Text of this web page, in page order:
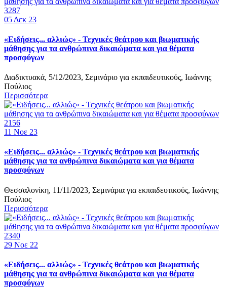
3287
05 Δεκ 23
«Ειδήσεις... αλλιώς» - Τεχνικές θεάτρου και βιωματικής
μάθησης για τα ανθρώπινα δικαιώματα και για θέματα
προσφύγων
Διαδικτυακά, 5/12/2023, Σεμινάριo για εκπαιδευτικούς, Ιωάννης
Πούλιος
Περισσότερα
2156
11 Νοε 23
«Ειδήσεις... αλλιώς» - Τεχνικές θεάτρου και βιωματικής
μάθησης για τα ανθρώπινα δικαιώματα και για θέματα
προσφύγων
Θεσσαλονίκη, 11/11/2023, Σεμινάρια για εκπαιδευτικούς, Ιωάννης
Πούλιος
Περισσότερα
2340
29 Νοε 22
«Ειδήσεις... αλλιώς» - Τεχνικές θεάτρου και βιωματικής
μάθησης για τα ανθρώπινα δικαιώματα και για θέματα
προσφύγων